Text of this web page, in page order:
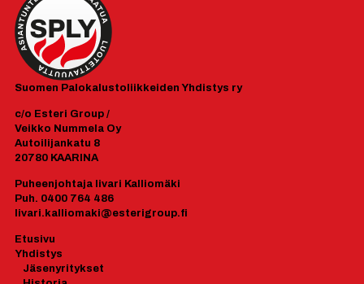
Suomen Palokalustoliikkeiden Yhdistys ry
c/o Esteri Group /
Veikko Nummela Oy
Autoilijankatu 8
20780 KAARINA
Puheenjohtaja Iivari Kalliomäki
Puh. 0400 764 486
Iivari.kalliomaki@esterigroup.fi
Etusivu
Yhdistys
Jäsenyritykset